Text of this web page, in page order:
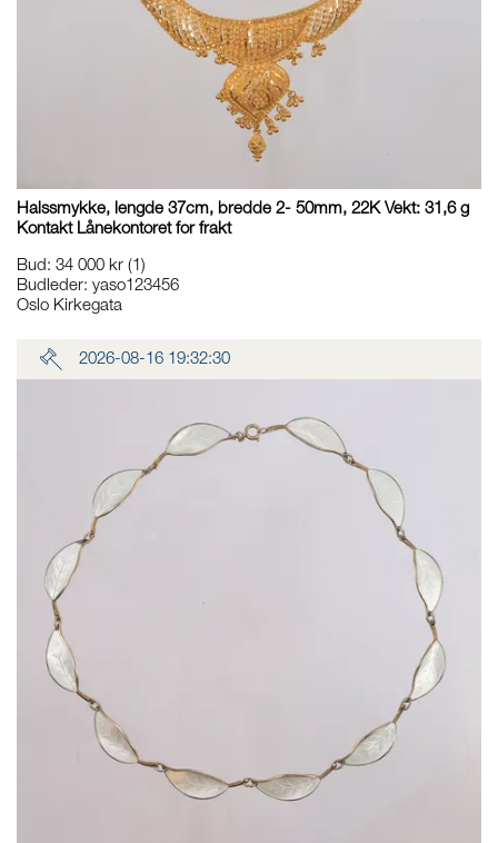
Halssmykke, lengde 37cm, bredde 2- 50mm, 22K Vekt: 31,6 g
Kontakt Lånekontoret for frakt
Bud: 34 000 kr (1)
Budleder: yaso123456
Oslo Kirkegata
2026-08-16 19:32:30